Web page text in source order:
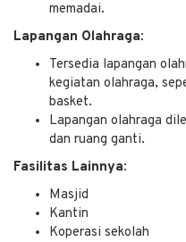
memadai.
Lapangan Olahraga:
Tersedia lapangan
kegiatan olahraga,
basket.
Lapangan olahraga
dan ruang ganti.
Fasilitas Lainnya:
Masjid
Kantin
Koperasi sekolah